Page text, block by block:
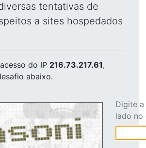
tentativas de
a sites hospedados
do IP 216.73.217.61,
abaixo.
Digite
lado no